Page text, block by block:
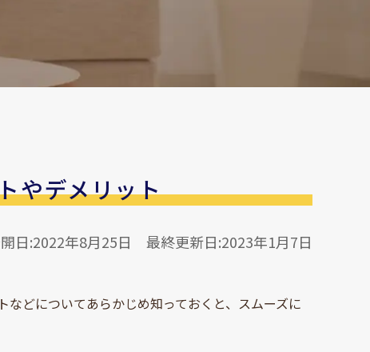
やデメリット
日:2022年8月25日 最終更新日:2023年1月7日
どについてあらかじめ知っておくと、スムーズに